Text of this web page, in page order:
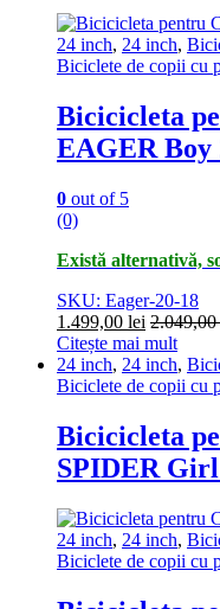
24 inch, 24 inch,
Biciclete de copii cu
Bicicicleta
EAGER Boy
0 out of 5
(0)
Există alternativă,
SKU: Eager-20-18
1.499,00 lei 2.049,00
Citește mai mult
24 inch, 24 inch,
Biciclete de copii cu
Bicicicleta
SPIDER Girl
24 inch, 24 inch,
Biciclete de copii cu